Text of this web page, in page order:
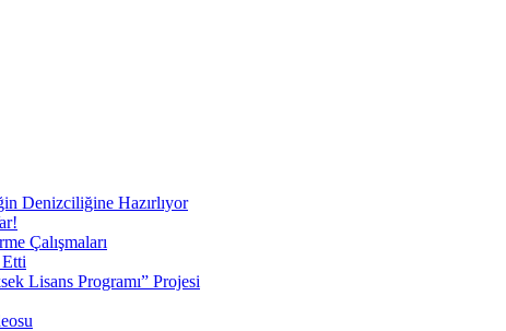
Denizciliğine Hazırlıyor
Çalışmaları
Lisans Programı” Projesi